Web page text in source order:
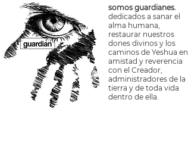
somos guardianes.
dedicados a sanar el
alma humana,
restaurar nuestros
dones divinos y los
caminos de Yeshua en
amistad y reverencia
con el Creador,
administradores de la
tierra y de toda vida
dentro de ella.